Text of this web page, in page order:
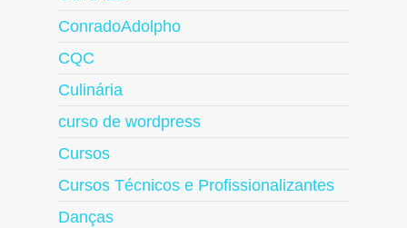
ConradoAdolpho
CQC
Culinária
curso de wordpress
Cursos
Cursos Técnicos e Profissionalizantes
Danças